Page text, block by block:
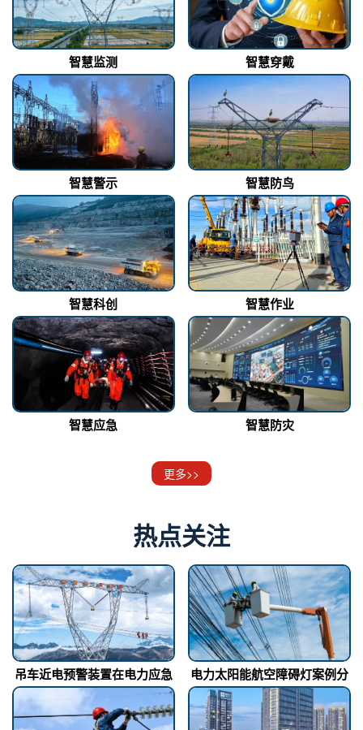
智慧监测 智慧穿戴
智慧警示 智慧防鸟
智慧科创 智慧作业
智慧应急 智慧防灾
更多>>
热点关注
吊车近电预警装置在电力应急
的方案
电力太阳能航空障碍灯案例分
享